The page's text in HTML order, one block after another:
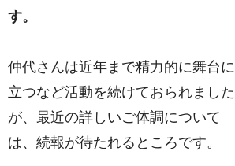
す。
仲代さんは近年まで精力的に舞台に
立つなど活動を続けておられました
が、最近の詳しいご体調について
は、続報が待たれるところです。